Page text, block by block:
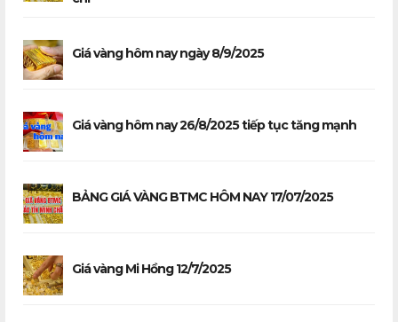
Giá vàng hôm nay ngày 8/9/2025
Giá vàng hôm nay 26/8/2025 tiếp tục tăng mạnh
BẢNG GIÁ VÀNG BTMC HÔM NAY 17/07/2025
Giá vàng Mi Hồng 12/7/2025